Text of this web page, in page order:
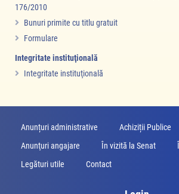
176/2010
Bunuri primite cu titlu gratuit
Formulare
Integritate instituţională
Integritate instituţională
Anunțuri administrative
Achiziții Publice
Anunţuri angajare
În vizită la Senat
Legături utile
Contact